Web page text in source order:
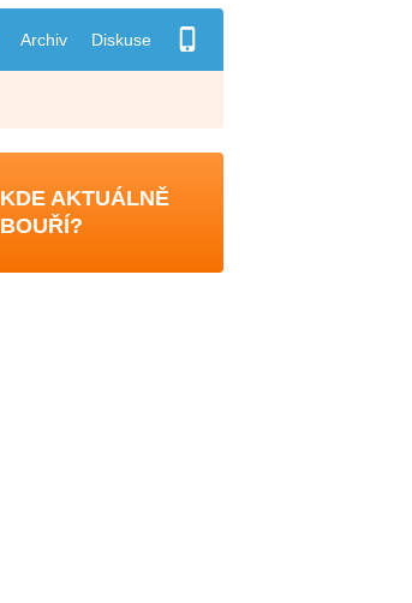
Archiv Diskuse
KDE AKTUÁLNĚ
BOUŘÍ?